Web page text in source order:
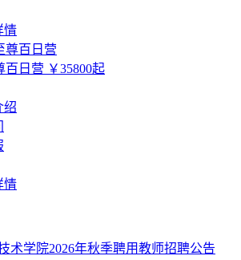
情
百日营 ￥35800起
绍
情
术学院2026年秋季聘用教师招聘公告